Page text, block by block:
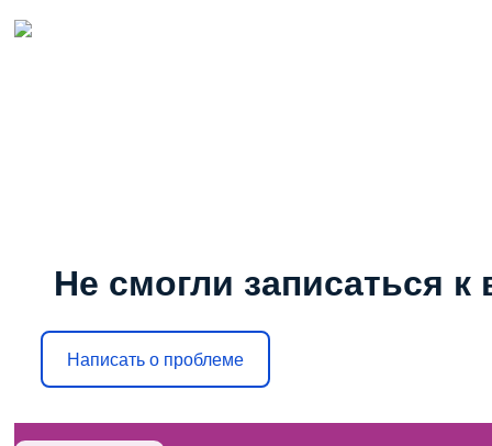
Не смогли записаться к
Написать о проблеме